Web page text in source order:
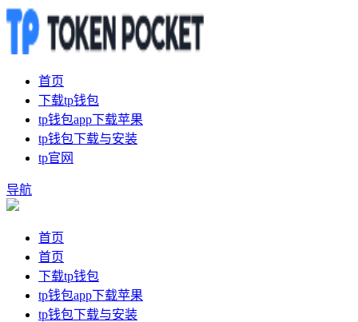
首页
下载tp钱包
tp钱包app下载苹果
tp钱包下载与安装
tp官网
导航
首页
首页
下载tp钱包
tp钱包app下载苹果
tp钱包下载与安装